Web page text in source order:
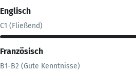
Englisch
C1 (Fließend)
Französisch
B1-B2 (Gute Kenntnisse)